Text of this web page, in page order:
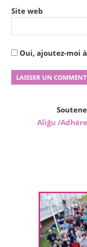
Site web
Oui, ajoutez-moi
Aliĝu /